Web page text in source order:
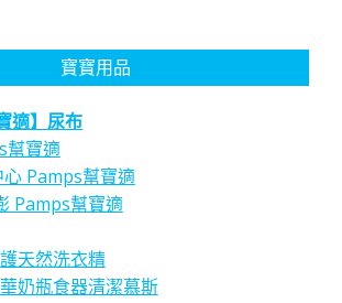
寶寶用品
適】尿布
幫寶適
Pamps幫寶適
Pamps幫寶適
天然洗衣精
奶瓶食器清潔慕斯